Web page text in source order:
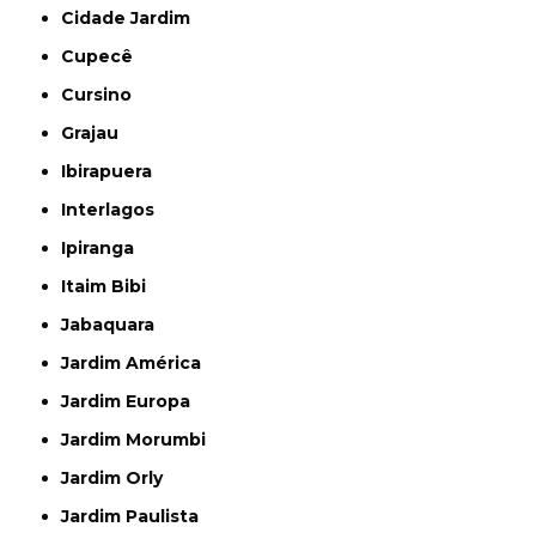
Cidade Jardim
Cupecê
Cursino
Grajau
Ibirapuera
Interlagos
Ipiranga
Itaim Bibi
Jabaquara
Jardim América
Jardim Europa
Jardim Morumbi
Jardim Orly
Jardim Paulista